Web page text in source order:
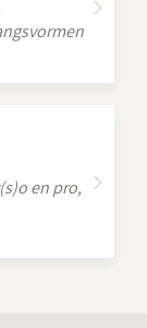
en pro,